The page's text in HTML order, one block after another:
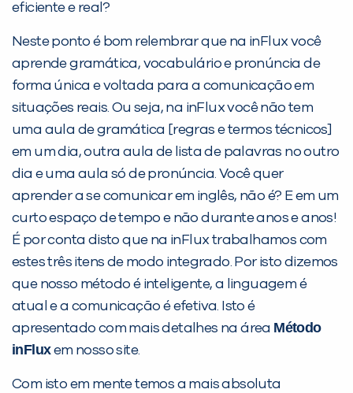
eficiente e real?
Neste ponto é bom relembrar que na inFlux você
aprende gramática, vocabulário e pronúncia de
forma única e voltada para a comunicação em
situações reais. Ou seja, na inFlux você não tem
uma aula de gramática [regras e termos técnicos]
em um dia, outra aula de lista de palavras no outro
dia e uma aula só de pronúncia. Você quer
aprender a se comunicar em inglês, não é? E em um
curto espaço de tempo e não durante anos e anos!
É por conta disto que na inFlux trabalhamos com
estes três itens de modo integrado. Por isto dizemos
que nosso método é inteligente, a linguagem é
atual e a comunicação é efetiva. Isto é
apresentado com mais detalhes na área Método
inFluxem nosso site.
Com isto em mente temos a mais absoluta
Não
VOLTAR